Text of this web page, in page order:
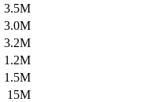
3.5M
3.0M
3.2M
1.2M
1.5M
15M